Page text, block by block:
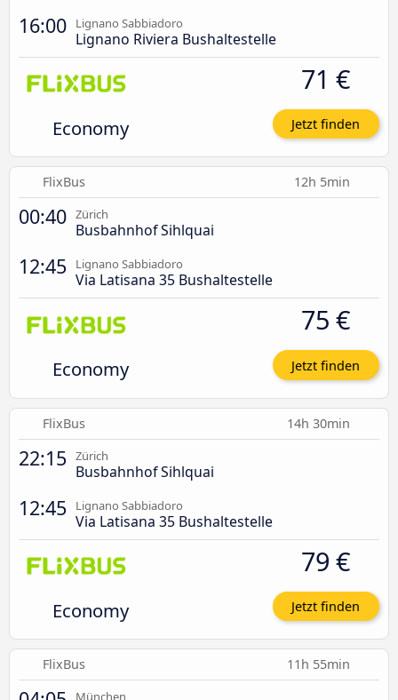
16:00 Lignano Sabbiadoro
Lignano Riviera Bushaltestelle
Economy
71 €
Jetzt finden
FlixBus 12h 5min
00:40 Zürich
Busbahnhof Sihlquai
12:45 Lignano Sabbiadoro
Via Latisana 35 Bushaltestelle
Economy
75 €
Jetzt finden
FlixBus 14h 30min
22:15 Zürich
Busbahnhof Sihlquai
12:45 Lignano Sabbiadoro
Via Latisana 35 Bushaltestelle
Economy
79 €
Jetzt finden
FlixBus 11h 55min
München